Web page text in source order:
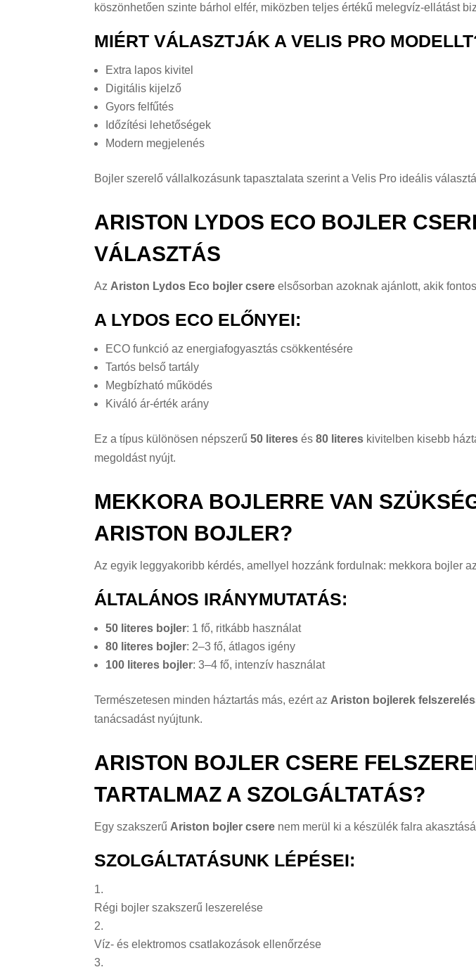
köszönhetően szinte bárhol elfér, miközben teljes értékű melegvíz-ellátást
MIÉRT VÁLASZTJÁK A VELIS PRO
Extra lapos kivitel
Digitális kijelző
Gyors felfűtés
Időzítési lehetőségek
Modern megjelenés
Bojler szerelő vállalkozásunk tapasztalata szerint a Velis Pro ideális
ARISTON LYDOS ECO BOJLER
VÁLASZTÁS
Az Ariston Lydos Eco bojler csere elsősorban azoknak ajánlott, akik
A LYDOS ECO ELŐNYEI:
ECO funkció az energiafogyasztás csökkentésére
Tartós belső tartály
Megbízható működés
Kiváló ár-érték arány
Ez a típus különösen népszerű50 literes és80 literes kivitelben kisebb
megoldást nyújt.
MEKKORA BOJLERRE VAN
ARISTON BOJLER?
Az egyik leggyakoribb kérdés, amellyel hozzánk fordulnak: mekkora bojler
ÁLTALÁNOS IRÁNYMUTATÁS:
50 literes bojler: 1 fő, ritkább használat
80 literes bojler: 2–3 fő, átlagos igény
100 literes bojler: 3–4 fő, intenzív használat
Természetesen minden háztartás más, ezért az Ariston bojlerek
tanácsadást nyújtunk.
ARISTON BOJLER CSERE
TARTALMAZ A SZOLGÁLTATÁS?
Egy szakszerű Ariston bojler csere nem merül ki a készülék falra
SZOLGÁLTATÁSUNK LÉPÉSEI:
Régi bojler szakszerű leszerelése
Víz- és elektromos csatlakozások ellenőrzése